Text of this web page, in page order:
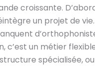
croissante.
un projet de vie.
c’est un métier
spécialisée, ou